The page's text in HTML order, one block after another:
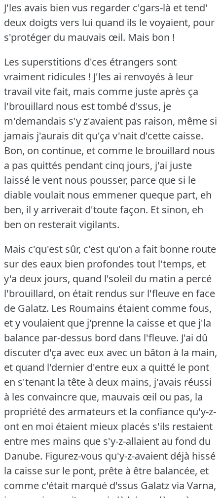
J'les avais bien vus regarder c'gars-là et tend'
deux doigts vers lui quand ils le voyaient, pour
s'protéger du mauvais œil. Mais bon !
Les superstitions d'ces étrangers sont
vraiment ridicules ! J'les ai renvoyés à leur
travail vite fait, mais comme juste après ça
l'brouillard nous est tombé d'ssus, je
m'demandais s'y z'avaient pas raison, même si
jamais j'aurais dit qu'ça v'nait d'cette caisse.
Bon, on continue, et comme le brouillard nous
a pas quittés pendant cinq jours, j'ai juste
laissé le vent nous pousser, parce que si le
diable voulait nous emmener queque part, eh
ben, il y arriverait d'toute façon. Et sinon, eh
ben on resterait vigilants.
Mais c'qu'est sûr, c'est qu'on a fait bonne route
sur des eaux bien profondes tout l'temps, et
y'a deux jours, quand l'soleil du matin a percé
l'brouillard, on était rendus sur l'fleuve en face
de Galatz. Les Roumains étaient comme fous,
et y voulaient que j'prenne la caisse et que j'la
balance par-dessus bord dans l'fleuve. J'ai dû
discuter d'ça avec eux avec un bâton à la main,
et quand l'dernier d'entre eux a quitté le pont
en s'tenant la tête à deux mains, j'avais réussi
à les convaincre que, mauvais œil ou pas, la
propriété des armateurs et la confiance qu'y-z-
ont en moi étaient mieux placés s'ils restaient
entre mes mains que s'y-z-allaient au fond du
Danube. Figurez-vous qu'y-z-avaient déjà hissé
la caisse sur le pont, prête à être balancée, et
comme c'était marqué d'ssus Galatz via Varna,